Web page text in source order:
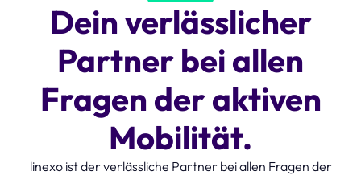
Dein verlässlicher
Partner bei allen
Fragen der aktiven
Mobilität.
linexo ist der verlässliche Partner bei allen Fragen der